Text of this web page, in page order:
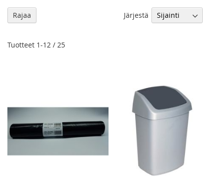
Tuotteet 1-12 / 25
Järjestä
Rajaa